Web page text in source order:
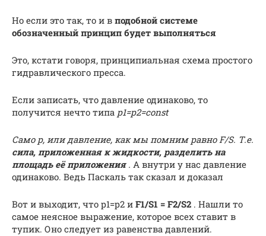
Но если это так, то и в подобной системе
обозначенный принцип будет выполняться
Это, кстати говоря, принципиальная схема простого
гидравлического пресса.
Если записать, что давление одинаково, то
получится нечто типа p1=p2=const
Само p, или давление, как мы помним равно F/S. Т.е.
сила, приложенная к жидкости, разделить на
площадь её приложения . А внутри у нас давление
одинаково. Ведь Паскаль так сказал и доказал
Вот и выходит, что p1=p2 и F1/S1 = F2/S2 . Нашли то
самое неясное выражение, которое всех ставит в
тупик. Оно следует из равенства давлений.